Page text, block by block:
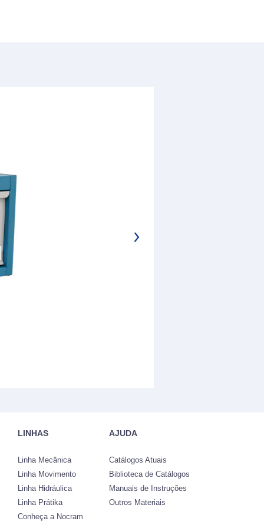
LINHAS
Linha Mecânica
Linha Movimento
Linha Hidráulica
Linha Prátika
Conheça a Nocram
AJUDA
Catálogos Atuais
Biblioteca de Catálogos
Manuais de Instruções
Outros Materiais